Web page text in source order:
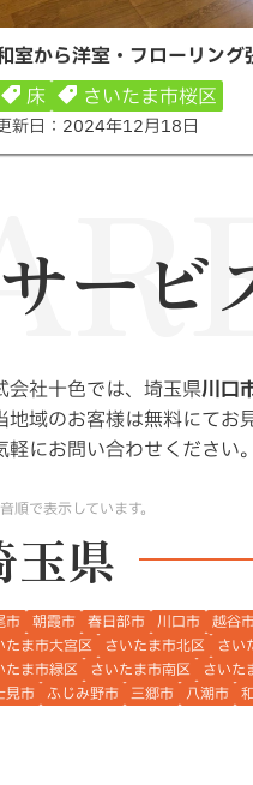
から洋室・フローリング張
室から洋室・フローリング
床
さいたま市桜区
新日： 2024年12月18日
サービ
会社十色では、埼玉県川口
地域のお客様は無料にてお
軽にお問い合わせください。
順で表示しています。
玉県
市 朝霞市 春日部市 川口市 越谷
たま市大宮区
さいたま市北区 さい
たま市緑区
さいたま市南区 さいた
見市
ふじみ野市 三郷市 八潮市